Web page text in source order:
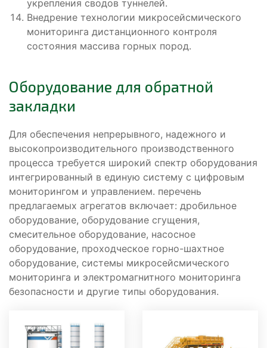
укрепления сводов туннелей.
Внедрение технологии микросейсмического
мониторинга дистанционного контроля
состояния массива горных пород.
Оборудование для обратной
закладки
Для обеспечения непрерывного, надежного и
высокопроизводительного производственного
процесса требуется широкий спектр оборудования
интегрированный в единую систему с цифровым
мониторингом и управлением. перечень
предлагаемых агрегатов включает: дробильное
оборудование, оборудование сгущения,
смесительное оборудование, насосное
оборудование, проходческое горно-шахтное
оборудование, системы микросейсмического
мониторинга и электромагнитного мониторинга
безопасности и другие типы оборудования.